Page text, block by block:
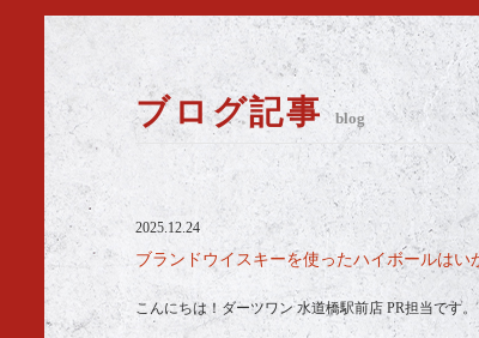
ブログ記事 blog
2025.12.24
ブランドウイスキーを使ったハイボールは
こんにちは！ダーツワン 水道橋駅前店 PR担当です。